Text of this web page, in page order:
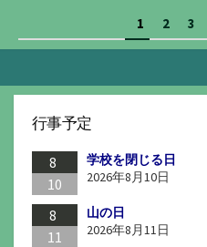
ー
稿
ー
送
り
1 2 3
行事予定
8
10
学校を閉じる日
2026年8月10日
8
11
山の日
2026年8月11日